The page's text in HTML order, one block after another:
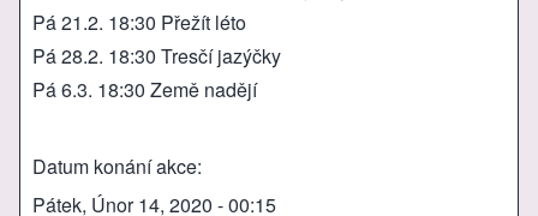
Pá 21.2. 18:30 Přežít léto
Pá 28.2. 18:30 Tresčí jazýčky
Pá 6.3. 18:30 Země nadějí
Datum konání akce
Pátek, Únor 14, 2020 - 00:15